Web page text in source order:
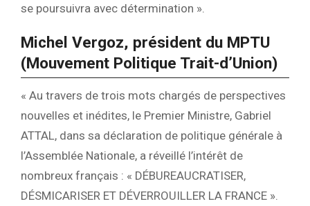
se poursuivra avec détermination ».
Michel Vergoz, président du MPTU
(Mouvement Politique Trait-d’Union)
« Au travers de trois mots chargés de perspectives
nouvelles et inédites, le Premier Ministre, Gabriel
ATTAL, dans sa déclaration de politique générale à
l’Assemblée Nationale, a réveillé l’intérêt de
nombreux français : « DÉBUREAUCRATISER,
DÉSMICARISER ET DÉVERROUILLER LA FRANCE ».